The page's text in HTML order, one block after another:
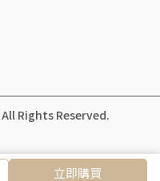
完成
立即購買
All Rights Reserved.